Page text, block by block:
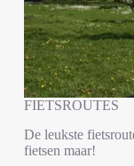
FIETSROUTES
De leukste
fietsen maar!